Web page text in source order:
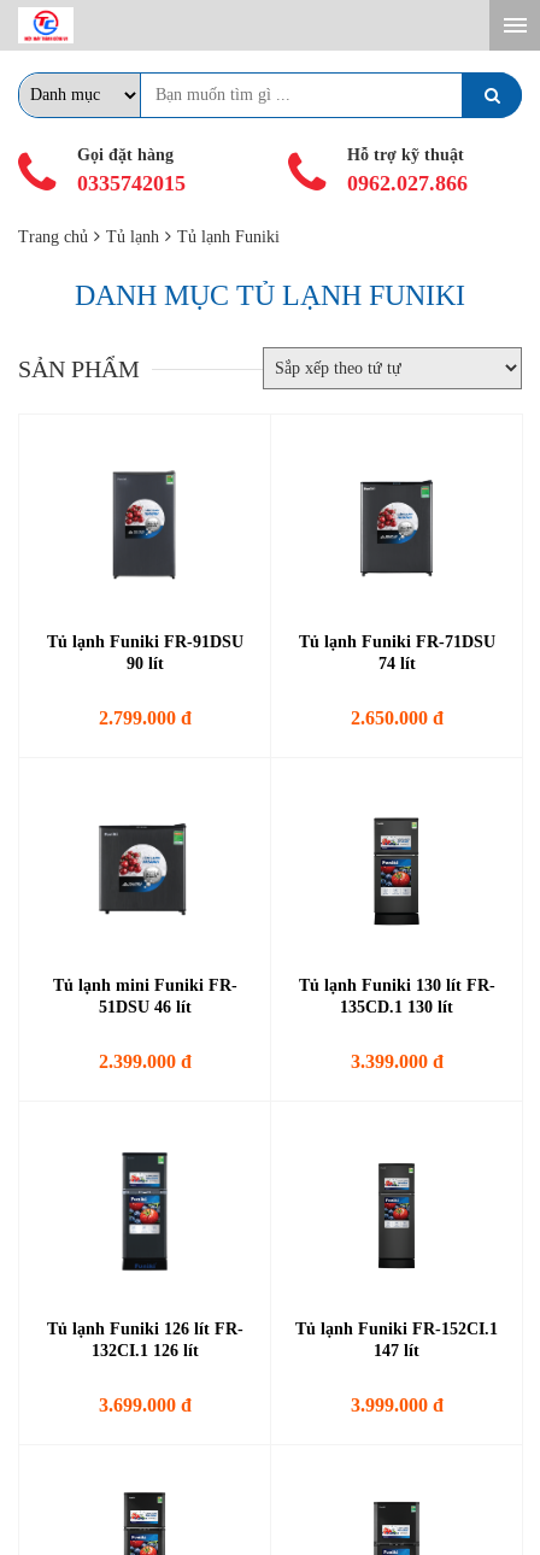
Gọi đặt hàng
0335742015
Hỗ trợ kỹ thuật
0962.027.866
Trang chủ Tủ lạnh Tủ lạnh Funiki
DANH MỤC TỦ LẠNH FUNIKI
SẢN PHẨM
Tủ lạnh Funiki FR-91DSU
90 lít
2.799.000 đ
Tủ lạnh Funiki FR-71DSU
74 lít
2.650.000 đ
Tủ lạnh mini Funiki FR-
51DSU 46 lít
2.399.000 đ
Tủ lạnh Funiki 130 lít FR-
135CD.1 130 lít
3.399.000 đ
Tủ lạnh Funiki 126 lít FR-
132CI.1 126 lít
3.699.000 đ
Tủ lạnh Funiki FR-152CI.1
147 lít
3.999.000 đ